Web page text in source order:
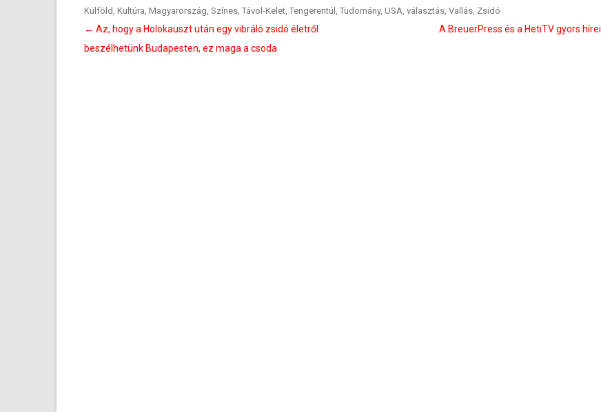
Külföld, Kultúra, Magyarország, Színes, Távol-Kelet, Tengerentúl , Tudomány, USA, választás, Vallás, Zsidó
Bejegyzés
navigáció
← Az, hogy a Holokauszt után egy vibráló zsidó életről
beszélhetünk Budapesten, ez maga a csoda
A BreuerPress és a HetiTV gyors hírei